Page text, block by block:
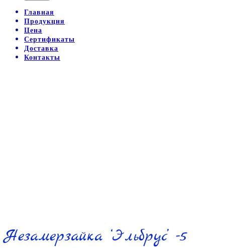
Главная
Продукция
Цена
Сертификаты
Доставка
Контакты
Незамерзайка ‘Эльбрус’ -5